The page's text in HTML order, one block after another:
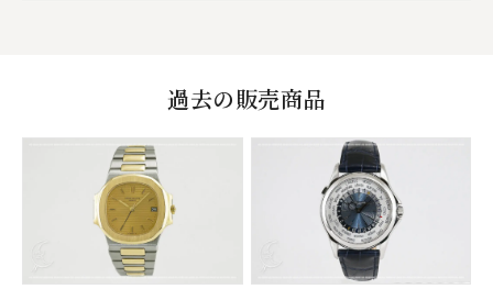
過去の販売商品